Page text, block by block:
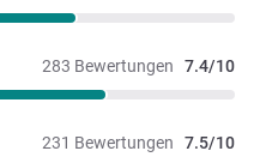
283 Bewertungen 7.4/10
231 Bewertungen 7.5/10